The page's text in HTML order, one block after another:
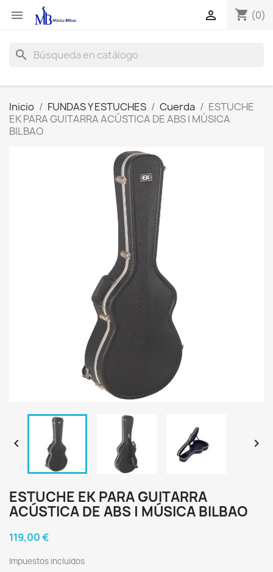
 shopping_cart (0)

search
Inicio FUNDAS Y ESTUCHES Cuerda
ESTUCHE
EK PARA GUITARRA ACÚSTICA DE ABS | MÚSICA
BILBAO
 
ESTUCHE EK PARA GUITARRA
ACÚSTICA DE ABS | MÚSICA BILBAO
119,00 €
Impuestos incluidos